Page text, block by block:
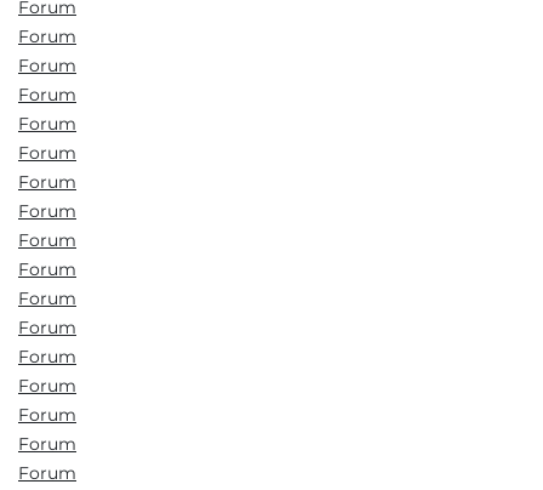
Forum
Forum
Forum
Forum
Forum
Forum
Forum
Forum
Forum
Forum
Forum
Forum
Forum
Forum
Forum
Forum
Forum